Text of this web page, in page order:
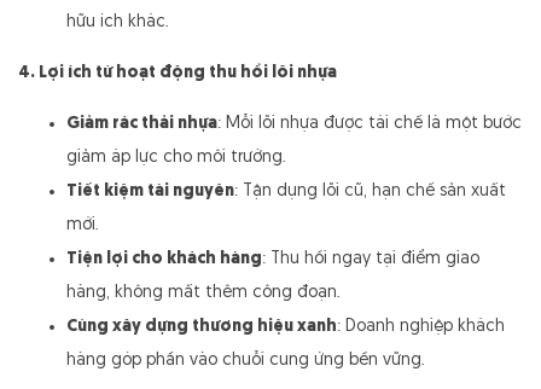
hữu ích khác.
4. Lợi ích từ hoạt động thu hồi lõi nhựa
Giảm rác thải nhựa: Mỗi lõi nhựa được tái chế là một bước
giảm áp lực cho môi trường.
Tiết kiệm tài nguyên: Tận dụng lõi cũ, hạn chế sản xuất
mới.
Tiện lợi cho khách hàng: Thu hồi ngay tại điểm giao
hàng, không mất thêm công đoạn.
Cùng xây dựng thương hiệu xanh: Doanh nghiệp khách
hàng góp phần vào chuỗi cung ứng bền vững.